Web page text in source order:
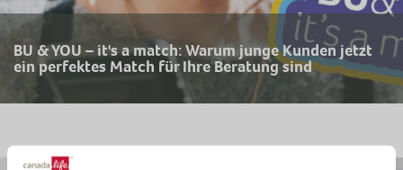
BU & YOU – it's a match: Warum junge Kunden jetzt
ein perfektes Match für Ihre Beratung sind